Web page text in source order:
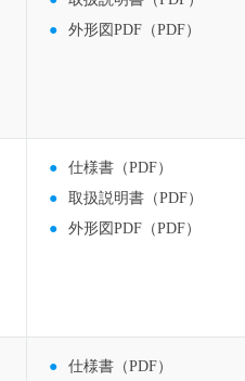
外形図PDF（PDF）
仕様書（PDF）
取扱説明書（PDF）
外形図PDF（PDF）
仕様書（PDF）